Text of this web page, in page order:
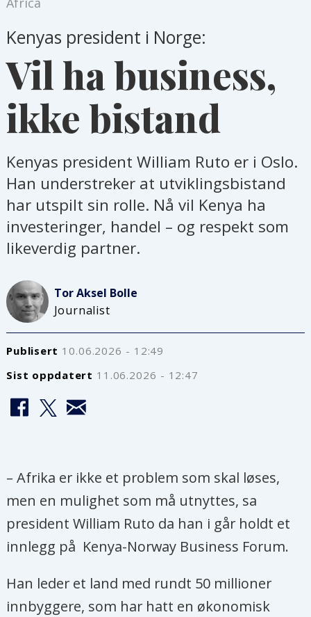
Kenyas president i Norge:
Vil ha business,
ikke bistand
Kenyas president William Ruto er i Oslo.
Han understreker at utviklingsbistand
har utspilt sin rolle. Nå vil Kenya ha
investeringer, handel – og respekt som
likeverdig partner.
Tor Aksel Bolle
Journalist
Publisert
10.06.2026 - 12:49
Sist oppdatert
11.06.2026 - 12:47
– Afrika er ikke et problem som skal løses,
men en mulighet som må utnyttes, sa
president William Ruto da han i går holdt et
innlegg på Kenya-Norway Business Forum.
Han leder et land med rundt 50 millioner
innbyggere, som har hatt en økonomisk